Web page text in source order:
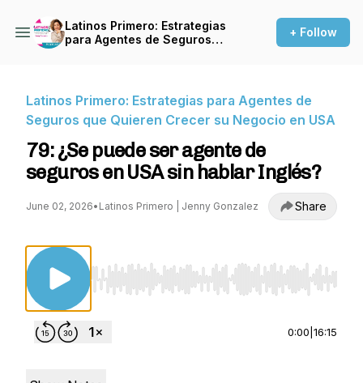
Latinos Primero: Estrategias
para Agentes de Seguros
+ Follow
Latinos Primero: Estrategias para Agentes de
Seguros que Quieren Crecer su Negocio en USA
79: ¿Se puede ser agente de
seguros en USA sin hablar Inglés?
June 02, 2026• Latinos Primero | Jenny Gonzalez Share
Use Left/Right to seek, Home/End to jump
0:00 16:15